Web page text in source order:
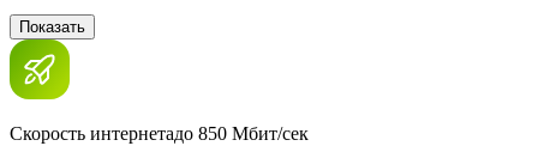
Показать
Скорость интернетадо 850 Мбит/сек